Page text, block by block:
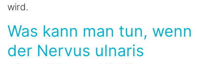
wird.
Was kann man tun, wenn
der Nervus ulnaris